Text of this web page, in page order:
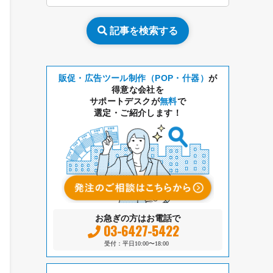
記事を検索する
販促・広告ツール制作（POP・什器）が
得意な会社を
サポートデスクが無料で
選定・ご紹介します！
お急ぎの方はお電話で
03-6427-5422
受付：平日10:00〜18:00